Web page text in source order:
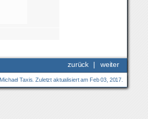
weiter
zurück |
Taxis. Zuletzt aktualisiert am Feb 03, 2017.